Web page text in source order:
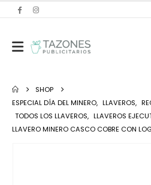
SHOP
ESPECIAL DÍA DEL MINERO, LLAVEROS,
TODOS LOS LLAVEROS, LLAVEROS
LLAVERO MINERO CASCO COBRE CON